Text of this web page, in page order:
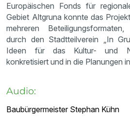
Europäischen Fonds für
Gebiet Altgruna konnte das
mehreren
durch den Stadtteilverein „In
Ideen für das Kultur- und
konkretisiert und in die Planungen
Audio:
Baubürgermeister Stephan Kühn